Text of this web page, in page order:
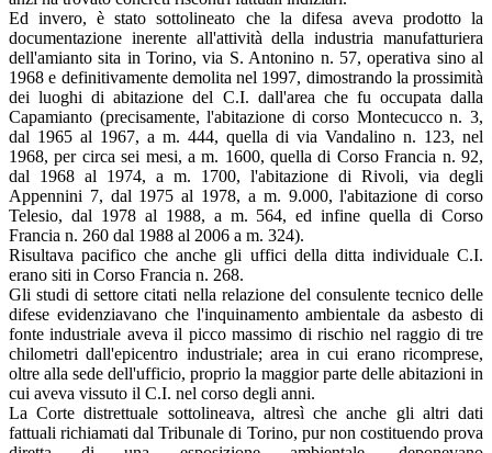
Ed invero, è stato sottolineato che la difesa aveva prodotto la
documentazione inerente all'attività della industria manufatturiera
dell'amianto sita in Torino, via S. Antonino n. 57, operativa sino al
1968 e definitivamente demolita nel 1997, dimostrando la prossimità
dei luoghi di abitazione del C.I. dall'area che fu occupata dalla
Capamianto (precisamente, l'abitazione di corso Montecucco n. 3,
dal 1965 al 1967, a m. 444, quella di via Vandalino n. 123, nel
1968, per circa sei mesi, a m. 1600, quella di Corso Francia n. 92,
dal 1968 al 1974, a m. 1700, l'abitazione di Rivoli, via degli
Appennini 7, dal 1975 al 1978, a m. 9.000, l'abitazione di corso
Telesio, dal 1978 al 1988, a m. 564, ed infine quella di Corso
Francia n. 260 dal 1988 al 2006 a m. 324).
Risultava pacifico che anche gli uffici della ditta individuale C.I.
erano siti in Corso Francia n. 268.
Gli studi di settore citati nella relazione del consulente tecnico delle
difese evidenziavano che l'inquinamento ambientale da asbesto di
fonte industriale aveva il picco massimo di rischio nel raggio di tre
chilometri dall'epicentro industriale; area in cui erano ricomprese,
oltre alla sede dell'ufficio, proprio la maggior parte delle abitazioni in
cui aveva vissuto il C.I. nel corso degli anni.
La Corte distrettuale sottolineava, altresì che anche gli altri dati
fattuali richiamati dal Tribunale di Torino, pur non costituendo prova